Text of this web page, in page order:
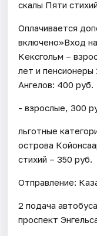
скалы Пяти
Оплачивается
включено»Вход
Кексгольм –
лет и
Ангелов: 400 руб.
- взрослые, 300
льготные
острова
стихий – 350 руб.
Отправление:
2 подача
проспект